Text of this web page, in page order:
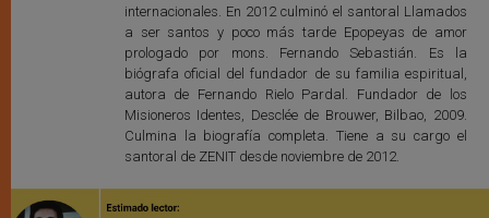
internacionales. En 2012 culminó el santoral Llamados
a ser santos y poco más tarde Epopeyas de amor
prologado por mons. Fernando Sebastián. Es la
biógrafa oficial del fundador de su familia espiritual,
autora de Fernando Rielo Pardal. Fundador de los
Misioneros Identes, Desclée de Brouwer, Bilbao, 2009.
Culmina la biografía completa. Tiene a su cargo el
santoral de ZENIT desde noviembre de 2012.